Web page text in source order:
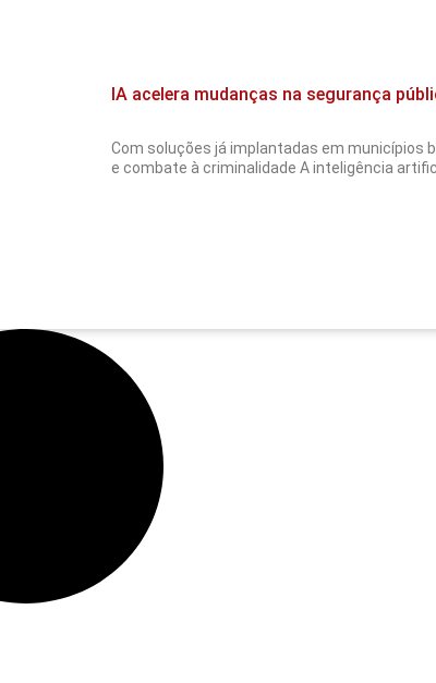
IA acelera mudanças na segurança
Com soluções já implantadas em municípios
e combate à criminalidade A inteligência